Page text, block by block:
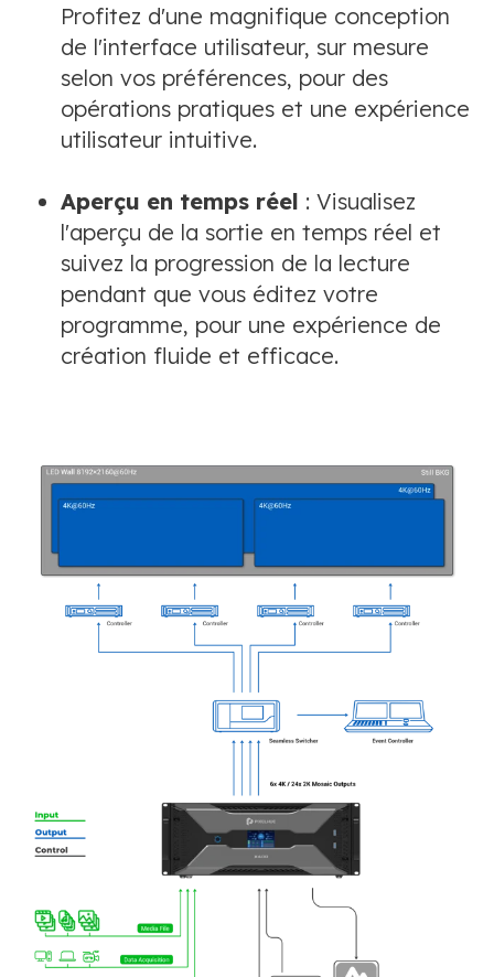
Profitez d'une magnifique conception
de l'interface utilisateur, sur mesure
selon vos préférences, pour des
opérations pratiques et une expérience
utilisateur intuitive.
Aperçu en temps réel : Visualisez
l'aperçu de la sortie en temps réel et
suivez la progression de la lecture
pendant que vous éditez votre
programme, pour une expérience de
création fluide et efficace.